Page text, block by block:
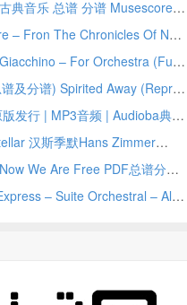
格罗菲 《大峡谷组曲》 旋律丰富的古典音乐 总谱 分谱 Musescore乐谱工程
Only the Beginning of the Adventure – Fron The Chronicles Of Narnia (Full score and parts).pdf
Married Life – From UP – Michael Giacchino – For Orchestra (Full Study Score and Parts)
千与千寻 (重奏版) – 久石让 (完整总谱及分谱) Spirited Away (Reprise)– Joe Hisaishi (Full Study Score and Parts)
好莱坞电影配乐总谱与分谱全套 | 原版发行 | MP3音频 | Audioba典藏
星际穿越 电影配乐总谱 分谱 Interstellar 汉斯季默Hans Zimmer
角斗士电影配乐总谱 汉斯季默总谱 Now We Are Free PDF总谱分谱
极地特快 配乐总谱 分谱The Polar Express – Suite Orchestral – Alan Silvestri (Full Score)